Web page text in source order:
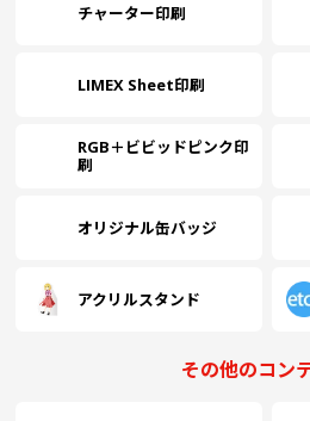
チャーター印刷
LIMEX Sheet印刷
RGB＋ビビッドピンク印
刷
オリジナル缶バッジ
アクリルスタンド
その他のコン